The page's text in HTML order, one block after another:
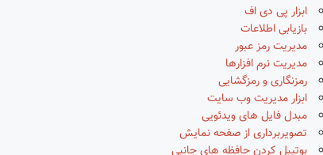
ابزار پی دی اف
بازیابی اطلاعات
مدیریت رمز عبور
مدیریت نرم افزارها
رمزنگاری و رمزگشایی
ابزار مدیریت وب سایت
مبدل فایل های ویدئویی
تصویربرداری از صفحه نمایش
بوتیبل کردن حافظه های جانبی